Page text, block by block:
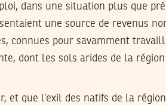
dans une situation plus que
une source de revenus
connues pour savamment
dont les sols arides de la
et que l’exil des natifs de la